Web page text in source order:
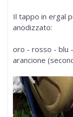
Il tappo in ergal
anodizzato:
oro - rosso - blu
arancione